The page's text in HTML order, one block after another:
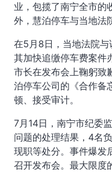
业，包揽了南宁全市的
外，慧泊停车与当地法
在5月8日，当地法院
其加快追缴停车费案件
市长在发布会上鞠躬致
泊停车公司的《合作备
顿、接受审计。
7月14日，南宁市纪委
问题的处理结果，4名
现职等处分。事件爆发
召开发布会。最大限度